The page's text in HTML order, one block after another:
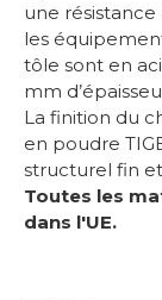
une
les
tôle sont en
mm
La finition du
en poudre
structurel fin
Toutes les
dans l'UE.